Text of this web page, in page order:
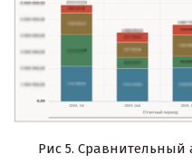
Рис 5. Сравнительный